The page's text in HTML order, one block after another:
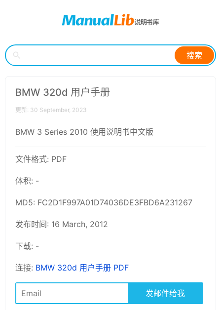
搜索
BMW 320d 用户手册
更新: 30 September, 2023
BMW 3 Series 2010 使用说明书中文版
文件格式: PDF
体积: -
MD5: FC2D1F997A01D74036DE3FBD6A231267
发布时间: 16 March, 2012
下载: -
连接: BMW 320d 用户手册 PDF
发邮件给我